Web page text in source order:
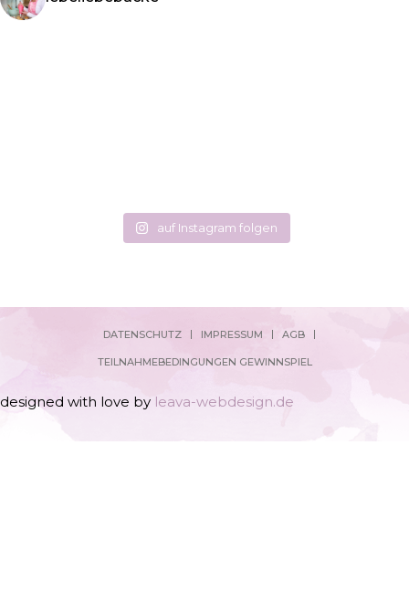
auf Instagram folgen
DATENSCHUTZ IMPRESSUM AGB
TEILNAHMEBEDINGUNGEN GEWINNSPIEL
designed with love by leava-webdesign.de